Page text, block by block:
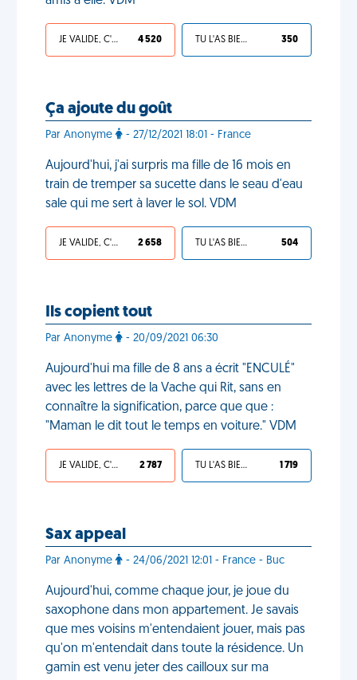
JE VALIDE, C'EST UNE VDM 4 520 TU L'AS BIEN MÉRITÉ 350
Ça ajoute du goût
Par Anonyme - 27/12/2021 18:01 - France
Aujourd'hui, j'ai surpris ma fille de 16 mois en
train de tremper sa sucette dans le seau d'eau
sale qui me sert à laver le sol. VDM
JE VALIDE, C'EST UNE VDM 2 658 TU L'AS BIEN MÉRITÉ 504
Ils copient tout
Par Anonyme - 20/09/2021 06:30
Aujourd'hui ma fille de 8 ans a écrit "ENCULÉ"
avec les lettres de la Vache qui Rit, sans en
connaître la signification, parce que que :
"Maman le dit tout le temps en voiture." VDM
JE VALIDE, C'EST UNE VDM 2 787 TU L'AS BIEN MÉRITÉ 1 719
Sax appeal
Par Anonyme - 24/06/2021 12:01 - France - Buc
Aujourd'hui, comme chaque jour, je joue du
saxophone dans mon appartement. Je savais
que mes voisins m'entendaient jouer, mais pas
qu'on m'entendait dans toute la résidence. Un
gamin est venu jeter des cailloux sur ma